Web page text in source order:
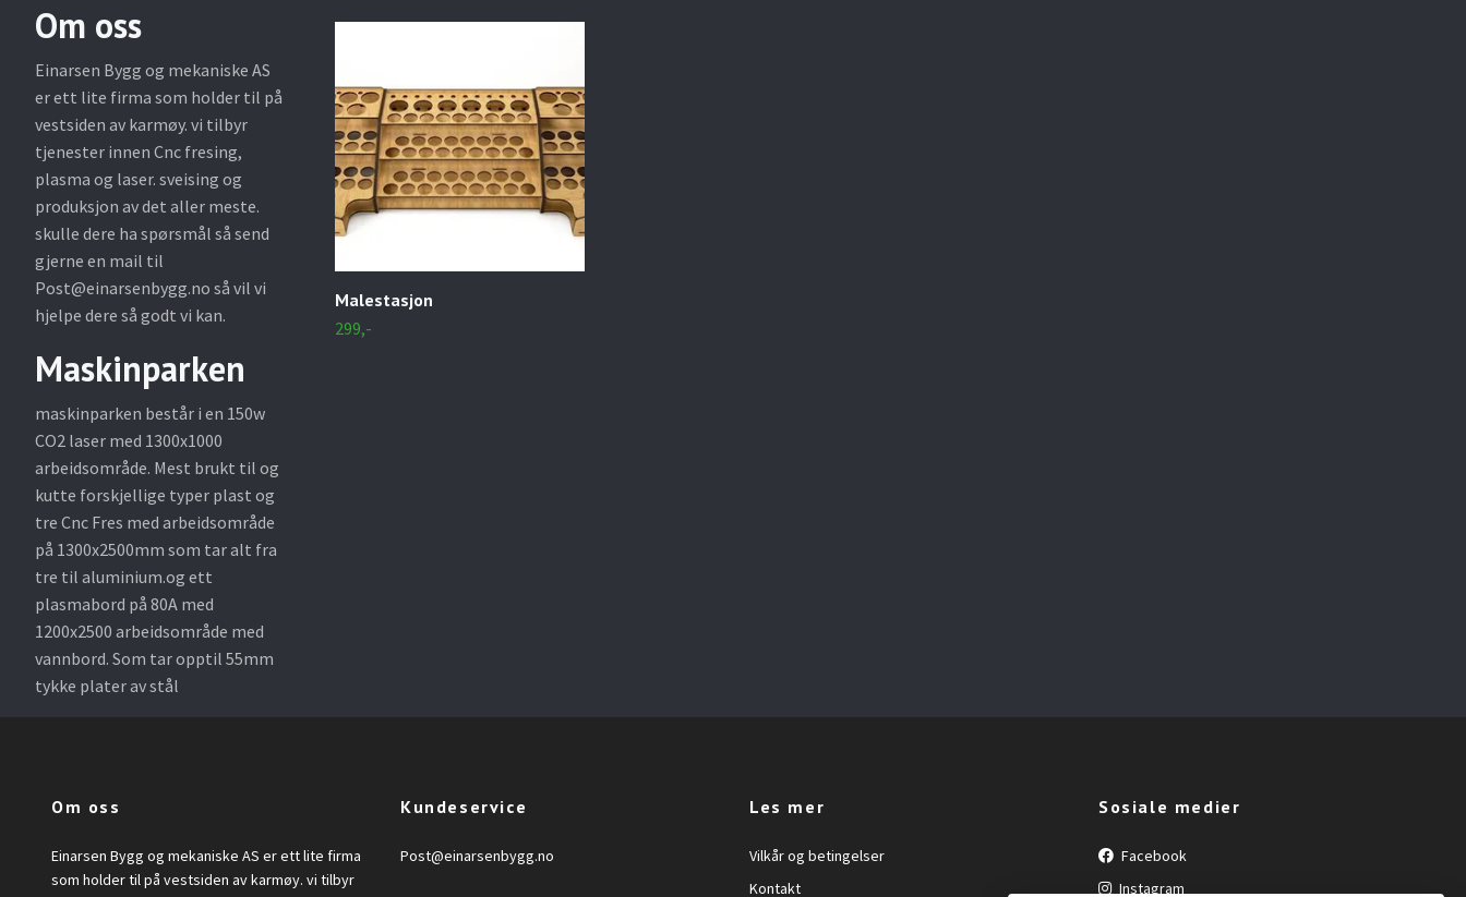
Om oss
Einarsen Bygg og mekaniske AS
er ett lite firma som holder til på
vestsiden av karmøy. vi tilbyr
tjenester innen Cnc fresing,
plasma og laser. sveising og
produksjon av det aller meste.
skulle dere ha spørsmål så send
gjerne en mail til
Post@einarsenbygg.no så vil vi
hjelpe dere så godt vi kan.
Maskinparken
maskinparken består i en 150w
CO2 laser med 1300x1000
arbeidsområde. Mest brukt til og
kutte forskjellige typer plast og
tre Cnc Fres med arbeidsområde
på 1300x2500mm som tar alt fra
tre til aluminium.og ett
plasmabord på 80A med
1200x2500 arbeidsområde med
vannbord. Som tar opptil 55mm
tykke plater av stål
Malestasjon
299,-
Om oss
Einarsen Bygg og mekaniske AS er ett lite firma
som holder til på vestsiden av karmøy. vi tilbyr
Kundeservice
Post@einarsenbygg.no
Les mer
Vilkår og betingelser
Kontakt
Sosiale medier
Facebook
Instagram